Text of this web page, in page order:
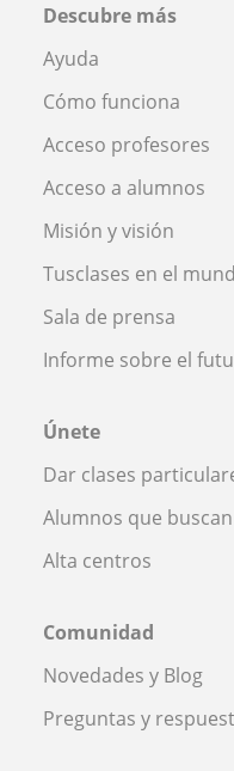
Descubre más
Ayuda
Cómo funciona
Acceso profesores
Acceso a alumnos
Misión y visión
Tusclases en el
Sala de prensa
Informe sobre el
Únete
Dar clases
Alumnos que
Alta centros
Comunidad
Novedades y Blog
Preguntas y